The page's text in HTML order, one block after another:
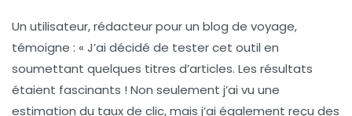
Un utilisateur, rédacteur pour un blog de voyage,
témoigne : « J’ai décidé de tester cet outil en
soumettant quelques titres d’articles. Les résultats
étaient fascinants ! Non seulement j’ai vu une
estimation du taux de clic, mais j’ai également reçu des